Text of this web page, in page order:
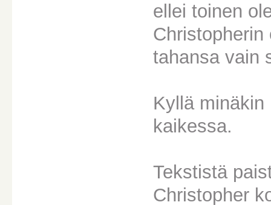
ellei toinen
tahansa vain
Kyllä
kaikessa.
Tekstistä
Christopher